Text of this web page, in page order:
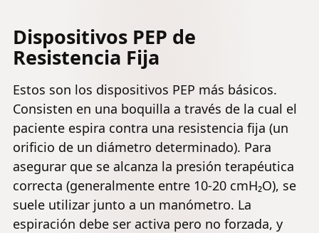
Dispositivos PEP de
Resistencia Fija
Estos son los dispositivos PEP más básicos.
Consisten en una boquilla a través de la cual el
paciente espira contra una resistencia fija (un
orificio de un diámetro determinado). Para
asegurar que se alcanza la presión terapéutica
correcta (generalmente entre 10-20 cmH₂O), se
suele utilizar junto a un manómetro. La
espiración debe ser activa pero no forzada, y